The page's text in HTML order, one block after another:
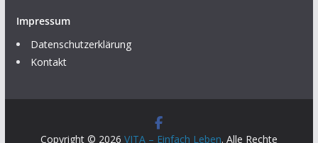
Impressum
Datenschutzerklärung
Kontakt
Copyright © 2026 VITA – Einfach Leben. Alle Rechte